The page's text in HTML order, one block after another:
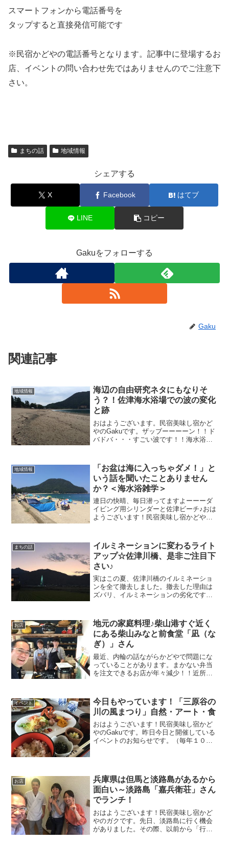
スマートフォンから電話番号を
タップすると直接発信可能です
※民宿かどやの電話番号となります。記事中に登場するお
店、イベントの問い合わせ先ではありませんのでご注意下
さい。
まちの話 地域情報
シェアする
X Facebook はてブ
LINE コピー
Gakuをフォローする
Gaku
関連記事
地域情報
海辺の自由研究ネタにもなりそ
う？！佐津海水浴場での波の変化
と跡
おはようございます。民宿美味し宿かど
やのGakuです。ザッブーーーーン！！ド
バドバ・・・すごい波です！！海水浴も
迫力です！！もう一枚、別の角度か
ら・・・佐津海水浴場...
地域情報
「お盆は海に入っちゃダメ！」と
いう話を聞いたことありません
か？＜海水浴雑学＞
連日の快晴、毎日潜ってますよーーーダ
イビング用シリンダーと佐津ビーチ♪おは
ようございます！民宿美味し宿かどやの
まつわるお話をしたいと思います。私も
子供の頃言われた...
まちの話
イルミネーションに変わるライト
アップ☆佐津川橋、是非ご注目下
さい♪
実はこの夏、佐津川橋のイルミネーショ
ンを全て撤去しました。撤去した理由は
ズバリ、イルミネーションの劣化です。
ナンスが必要。華美でなくともちょっと
したランドマークとしての主張はできな
いか、ということでLEDを照射すること
によってライトアップを行うことにしま
した。
お店
地元の家庭料理♪柴山港すぐ近く
にある柴山みなと前食堂「凪（な
ぎ）」さん
最近、内輪の話ながらかどやで問題にな
っていることがあります。まかない弁当
を注文できるお店が年々減少！！近所に
たのです。しかもその１軒が日曜日お休
みという・・・よくお客様...
イベント
今日もやっています！「三原谷の
川の風まつり」自然・アート・食
おはようございます！民宿美味し宿かど
やのGakuです。昨日今日と開催している
イベントのお知らせです。（毎年１０月
ユニークなイベント...
お店
兵庫県は但馬と淡路島があるから
面白い～淡路島「嘉兵衛荘」さん
でランチ！
おはようございます！民宿美味し宿かど
やのガクです。先日、淡路島に行く機会
がありました。その際、以前から「行き